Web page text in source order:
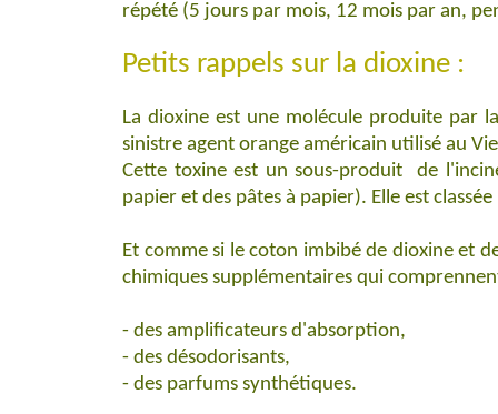
répété (5 jours par mois, 12 mois par an,
Petits rappels sur la dioxine :
La dioxine est une molécule produite par
sinistre agent orange américain utilisé au
Cette toxine est un sous-produit de
papier et des pâtes à papier). Elle est
Et comme si le coton imbibé de dioxine et
chimiques supplémentaires qui
- des amplificateurs d'absorption,
- des désodorisants,
- des parfums synthétiques.